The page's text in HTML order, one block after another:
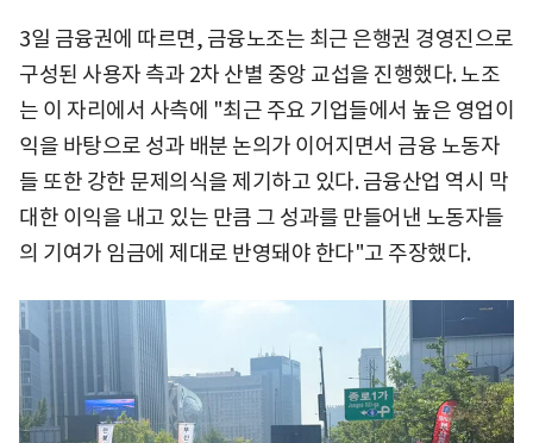
3일 금융권에 따르면, 금융노조는 최근 은행권 경영진으로
구성된 사용자 측과 2차 산별 중앙 교섭을 진행했다. 노조
는 이 자리에서 사측에 "최근 주요 기업들에서 높은 영업이
익을 바탕으로 성과 배분 논의가 이어지면서 금융 노동자
들 또한 강한 문제의식을 제기하고 있다. 금융산업 역시 막
대한 이익을 내고 있는 만큼 그 성과를 만들어낸 노동자들
의 기여가 임금에 제대로 반영돼야 한다"고 주장했다.